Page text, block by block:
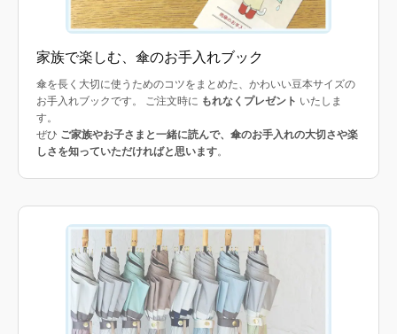
家族で楽しむ、傘のお手入れブック
傘を長く大切に使うためのコツをまとめた、かわいい豆本サイズの
お手入れブックです。 ご注文時に もれなくプレゼント いたしま
す。
ぜひ ご家族やお子さまと一緒に読んで、傘のお手入れの大切さや楽
しさを知っていただければと思います。